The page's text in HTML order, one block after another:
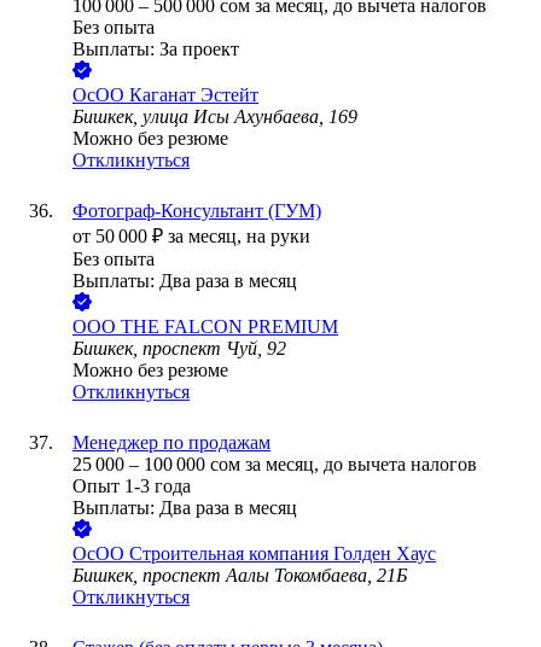
100 000 – 500 000 сом за месяц, до вычета налогов
Без опыта
Выплаты: За проект
ОсОО Каганат Эстейт
Бишкек, улица Исы Ахунбаева, 169
Можно без резюме
Откликнуться
Фотограф-Консультант (ГУМ)
от 50 000 ₽ за месяц, на руки
Без опыта
Выплаты: Два раза в месяц
ООО THE FALCON PREMIUM
Бишкек, проспект Чуй, 92
Можно без резюме
Откликнуться
Менеджер по продажам
25 000 – 100 000 сом за месяц, до вычета налогов
Опыт 1-3 года
Выплаты: Два раза в месяц
ОсОО Строительная компания Голден Хаус
Бишкек, проспект Аалы Токомбаева, 21Б
Откликнуться